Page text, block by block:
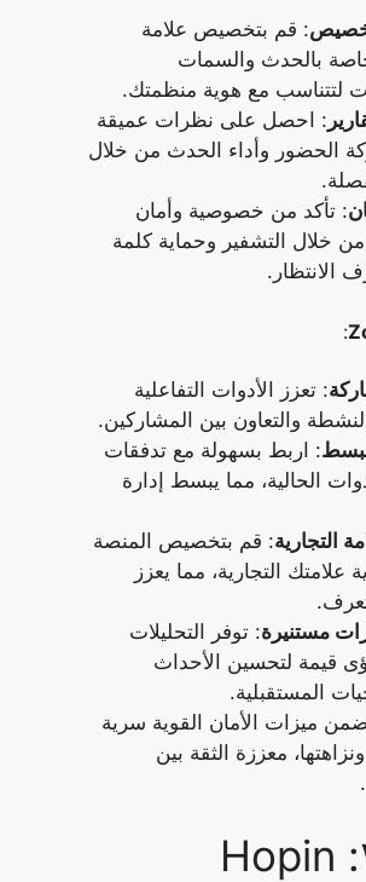
: قم بتخصيص علامة
بالحدث والسمات
لتتناسب مع هوية منظمتك.
: احصل على نظرات عميقة
الحضور وأداء الحدث من خلال
: تأكد من خصوصية وأمان
خلال التشفير وحماية كلمة
الانتظار.
:
: تعزز الأدوات التفاعلية
والتعاون بين المشاركين.
: اربط بسهولة مع تدفقات
الحالية، مما يبسط إدارة
التجارية: قم بتخصيص المنصة
التجارية، مما يعزز
مستنيرة: توفر التحليلات
قيمة لتحسين الأحداث
المستقبلية.
ميزات الأمان القوية سرية
معززة الثقة بين